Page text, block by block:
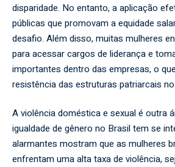
disparidade. No entanto, a aplicação
públicas que promovam a equidade
desafio. Além disso, muitas mulheres
para acessar cargos de liderança e
importantes dentro das empresas, o
resistência das estruturas patriarcais
A violência doméstica e sexual é outra
igualdade de gênero no Brasil tem se
alarmantes mostram que as mulheres
enfrentam uma alta taxa de violência,